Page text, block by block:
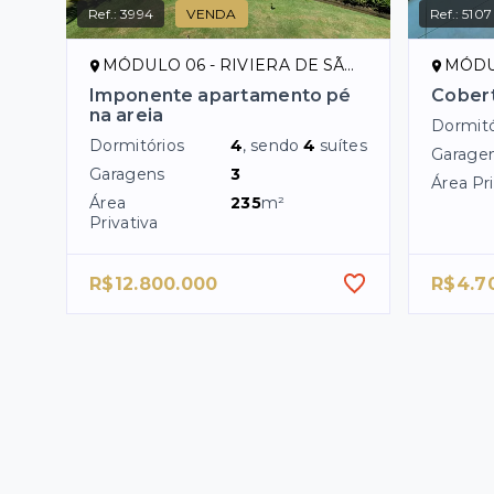
Ref.:3994 VENDA
MÓDULO 06 - RIVIERA DE SÃO LOURENÇO/SP
Imponente apartamento pé
na areia
Dormitórios 4, sendo4 suítes
Garagens
3
Área
Privativa
235m²
R$12.800.000
Ref.:5107
Área